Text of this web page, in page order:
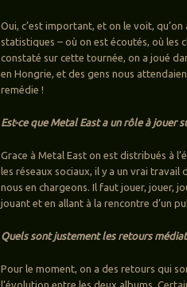
Oui, c’est important, et on le voit,
statistiques – où on est écoutés, où les
constaté sur cette tournée, on a joué
en Hongrie, et des gens nous
remédie !
Est-ce que Metal East a un rôle à jouer
Grace à Metal East on est distribués à
les réseaux sociaux, il y a un vrai
nous en chargeons. Il faut jouer, jouer,
jouant et en allant à la rencontre d’un
Quels sont justement les retours
Pour le moment, on a des retours qui